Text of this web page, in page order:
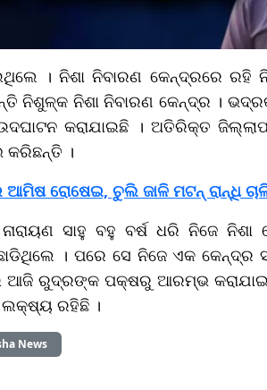
। ନିଶା ନିବାରଣ କେନ୍ଦ୍ରରେ ରହି
ନିଶୁଳ୍କ ନିଶା ନିବାରଣ କେନ୍ଦ୍ର ।
କରାଯାଇଛି । ଅତିରିକ୍ତ
କରିଛନ୍ତି ।
ଆମିଷ ରୋଷେଇ, ଚୁଲି ଜାଳି ମଟନ୍ ରାନ୍ଧି
ସାହୁ ବହୁ ବର୍ଷ ଧରି ନିଜେ
। ପରେ ସେ ନିଜେ ଏକ
ଆଜି ରୁଦ୍ରଙ୍କ ପକ୍ଷରୁ ଆରମ୍ଭ
ଲକ୍ଷ୍ୟ ରହିଛି ।
News